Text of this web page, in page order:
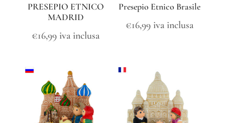
PRESEPIO ETNICO
MADRID
€16,99 iva inclusa
Presepio Etnico Brasile
€16,99 iva inclusa